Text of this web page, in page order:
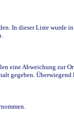
In dieser Liste wurde
eine Abweichung zur
gegeben.